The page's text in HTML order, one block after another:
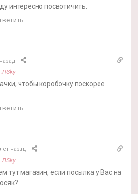
интересно посвотичить.
ЛSky
чтобы коробочку поскорее
назад
ЛSky
тут магазин, если посылка у Вас на